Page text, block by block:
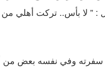
: ” لا بأس.. تركت أهلي من
سفرته وفي نفسه بعض من